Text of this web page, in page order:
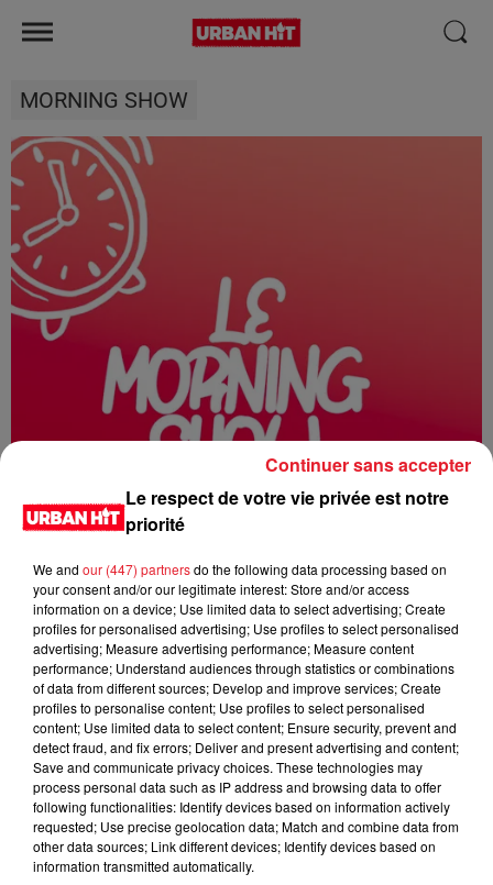
MORNING SHOW
0:00 2 min 2 sec
15 juin 2026 - 2 min 2 sec
MORNING SHOW 08H15 du 12.06.2026
Le respect de votre vie privée est notre
priorité
We and our (447) partnersdo the following data processing based on
your consent and/or our legitimate interest: Store and/or access
information on a device; Use limited data to select advertising; Create
profiles for personalised advertising; Use profiles to select personalised
advertising; Measure advertising performance; Measure content
performance; Understand audiences through statistics or combinations
of data from different sources; Develop and improve services; Create
profiles to personalise content; Use profiles to select personalised
content; Use limited data to select content; Ensure security, prevent and
detect fraud, and fix errors; Deliver and present advertising and content;
Save and communicate privacy choices. These technologies may
process personal data such as IP address and browsing data to offer
following functionalities: Identify devices based on information actively
requested; Use precise geolocation data; Match and combine data from
other data sources; Link different devices; Identify devices based on
information transmitted automatically.
Continuer sans accepter